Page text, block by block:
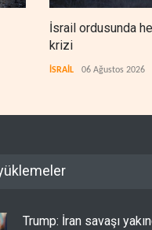
İsrail ordusunda
krizi
İSRAİL 06 Ağustos 2026
Trump: İran savaşı